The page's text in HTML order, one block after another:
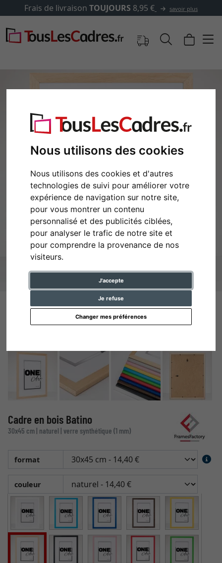
Nous utilisons des cookies
Nous utilisons des cookies et d'autres
technologies de suivi pour améliorer votre
expérience de navigation sur notre site,
pour vous montrer un contenu
personnalisé et des publicités ciblées,
pour analyser le trafic de notre site et
pour comprendre la provenance de nos
visiteurs.
J'accepte
Je refuse
Changer mes préférences
✓500 000 articles au choix
Retour
Cadre en bois Batino
30x45 cm | naturel | verre synthétique (1 mm)
format
couleur